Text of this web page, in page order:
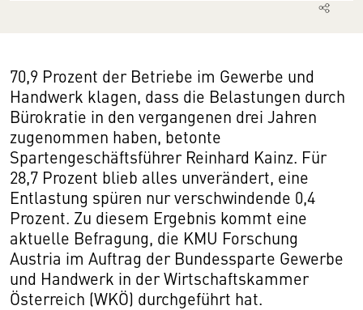
70,9 Prozent der Betriebe im Gewerbe und
Handwerk klagen, dass die Belastungen durch
Bürokratie in den vergangenen drei Jahren
zugenommen haben, betonte
Spartengeschäftsführer Reinhard Kainz. Für
28,7 Prozent blieb alles unverändert, eine
Entlastung spüren nur verschwindende 0,4
Prozent. Zu diesem Ergebnis kommt eine
aktuelle Befragung, die KMU Forschung
Austria im Auftrag der Bundessparte Gewerbe
und Handwerk in der Wirtschaftskammer
Österreich (WKÖ) durchgeführt hat.